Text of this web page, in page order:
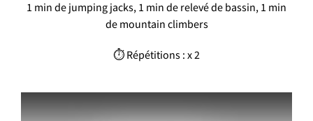
1 min de jumping jacks,1 min de relevé de bassin, 1 min
de mountain climbers
⏱ Répétitions : x 2